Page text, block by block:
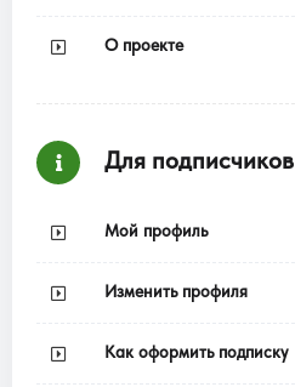
О проекте
Для подписчиков
Мой профиль
Изменить профиля
Как оформить подписку